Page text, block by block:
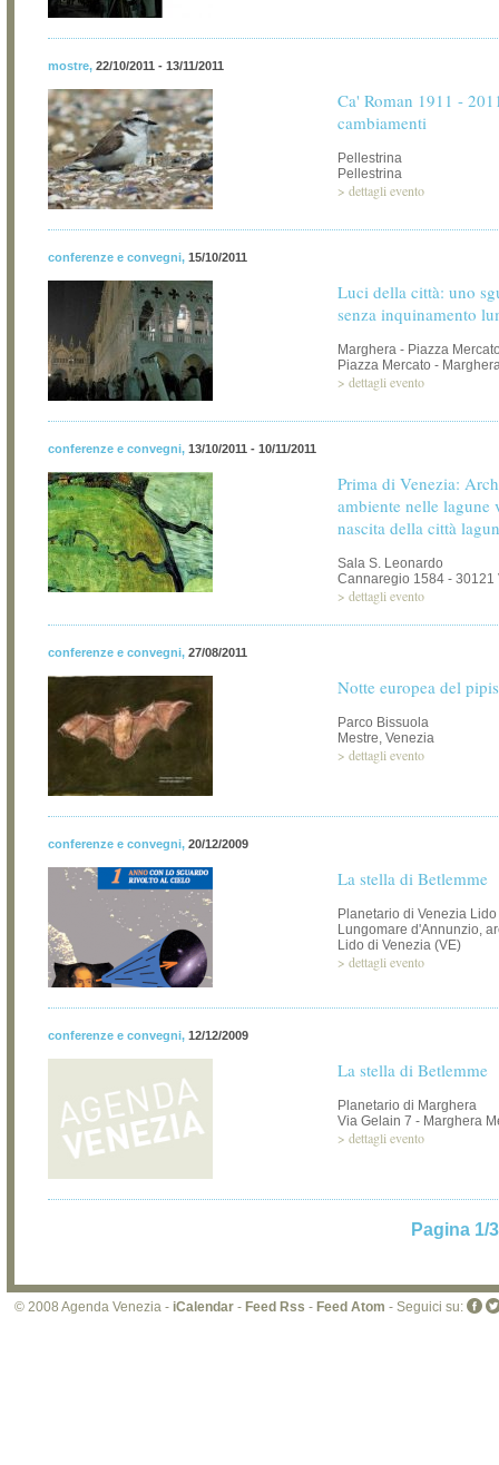
mostre, 22/10/2011 - 13/11/2011
Ca' Roman 1911 -
cambiamenti
Pellestrina
Pellestrina
> dettagli evento
conferenze e convegni, 15/10/2011
Luci della città: uno
senza inquinamento
Marghera - Piazza
Piazza Mercato -
> dettagli evento
conferenze e convegni, 13/10/2011 - 10/11/2011
Prima di Venezia:
ambiente nelle lagune
nascita della città
Sala S. Leonardo
Cannaregio 1584 - 30121
> dettagli evento
conferenze e convegni, 27/08/2011
Notte europea del
Parco Bissuola
Mestre, Venezia
> dettagli evento
conferenze e convegni, 20/12/2009
La stella di Betlemme
Planetario di Venezia Lido
Lungomare d'Annunzio,
Lido di Venezia (VE)
> dettagli evento
conferenze e convegni, 12/12/2009
La stella di Betlemme
Planetario di Marghera
Via Gelain 7 - Marghera
> dettagli evento
Pagina 1/3
© 2008 Agenda Venezia - iCalendar - Feed Rss - Feed Atom - Seguici su: